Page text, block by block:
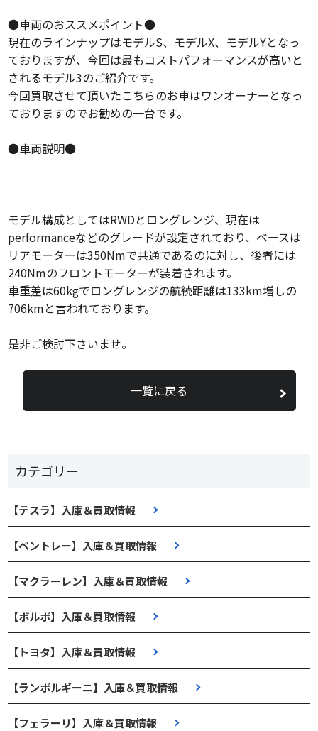
カテゴリー
【テスラ】入庫＆買取情報
【ベントレー】入庫＆買取情報
【マクラーレン】入庫＆買取情報
【ボルボ】入庫＆買取情報
【トヨタ】入庫＆買取情報
【ランボルギーニ】入庫＆買取情報
【フェラーリ】入庫＆買取情報
●車両のおススメポイント●
現在のラインナップはモデルS、モデルX、モデルYとなっ
ておりますが、今回は最もコストパフォーマンスが高いと
されるモデル3のご紹介です。
今回買取させて頂いたこちらのお車はワンオーナーとなっ
ておりますのでお勧めの一台です。
●車両説明●
モデル構成としてはRWDとロングレンジ、現在は
performanceなどのグレードが設定されており、ベースは
リアモーターは350Nmで共通であるのに対し、後者には
240Nmのフロントモーターが装着されます。
車重差は60kgでロングレンジの航続距離は133km増しの
706kmと言われております。
是非ご検討下さいませ。
一覧に戻る